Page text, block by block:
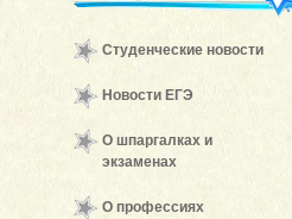
Студенческие новости
Новости ЕГЭ
О шпаргалках и
экзаменах
О профессиях